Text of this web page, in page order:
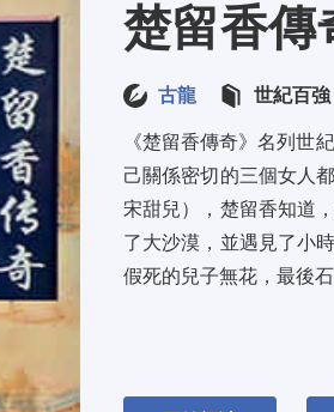
楚留香傳
古龍 世紀百強
《楚留香傳奇》名列世
己關係密切的三個女人
宋甜兒），楚留香知道
了大沙漠，並遇見了小
假死的兒子無花，最後石